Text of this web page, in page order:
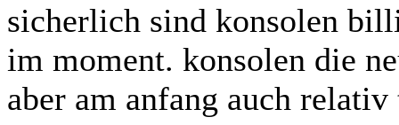
sicherlich sind konsolen
im moment. konsolen die
aber am anfang auch relativ